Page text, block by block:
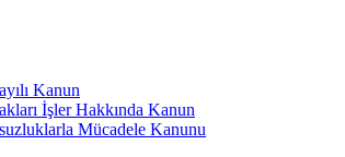
Kanun
İşler Hakkında Kanun
Mücadele Kanunu